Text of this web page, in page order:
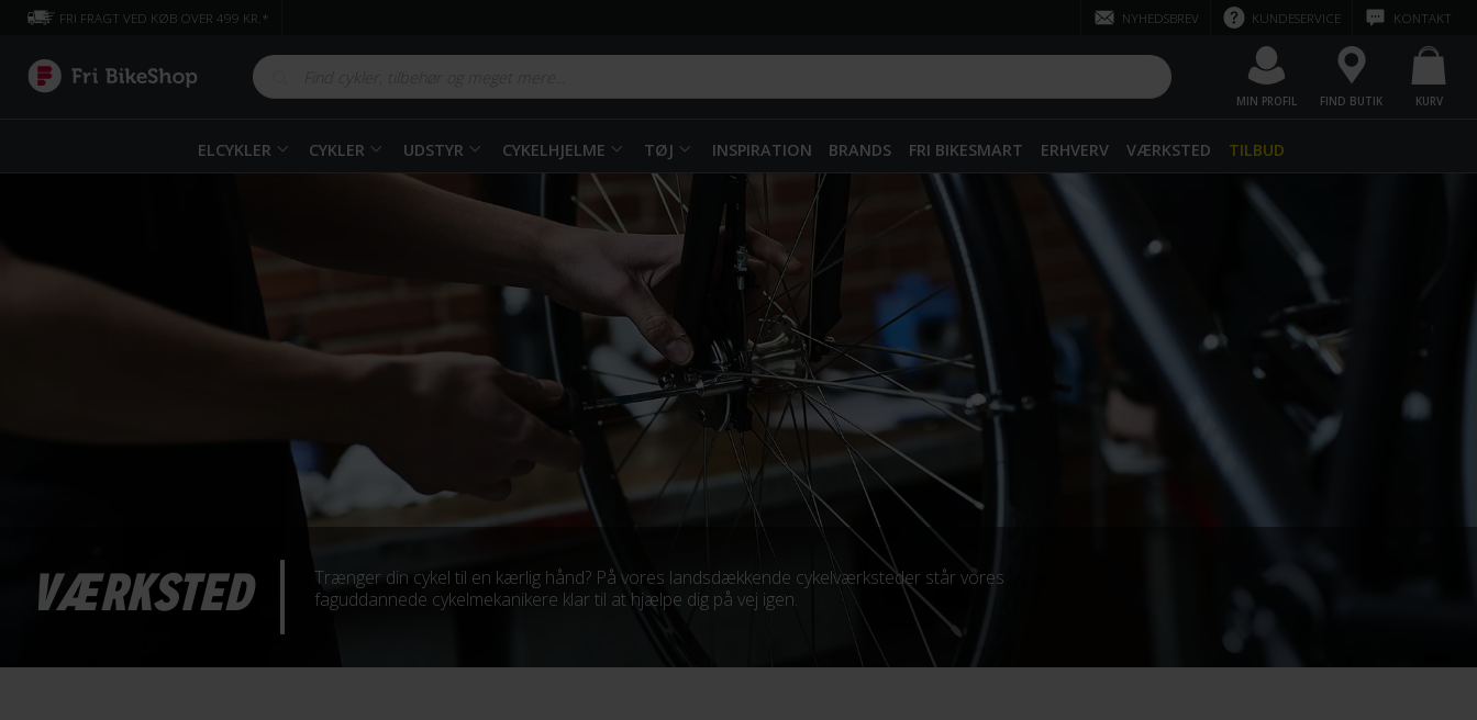
FRI FRAGT VED KØB OVER 499 KR.* NYHEDSBREV KUNDESERVICE KONTAKT
MIN PROFIL FIND BUTIK KURV
ELCYKLER CYKLER UDSTYR CYKELHJELME TØJ INSPIRATION BRANDS FRI BIKESMART ERHVERV VÆRKSTED TILBUD
VÆRKSTED
Trænger din cykel til en kærlig hånd? På vores landsdækkende cykelværksteder står vores
faguddannede cykelmekanikere klar til at hjælpe dig på vej igen.